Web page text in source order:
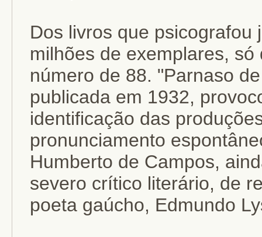
Dos livros que
milhões de exemplares,
número de 88. "Parnaso
publicada em 1932,
identificação das
pronunciamento
Humberto de Campos,
severo crítico literário, de
poeta gaúcho, Edmundo